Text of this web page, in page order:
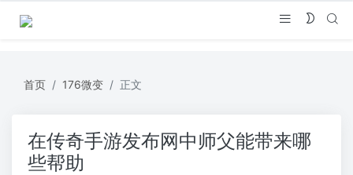
首页 176微变 正文
在传奇手游发布网中师父能带来哪
些帮助